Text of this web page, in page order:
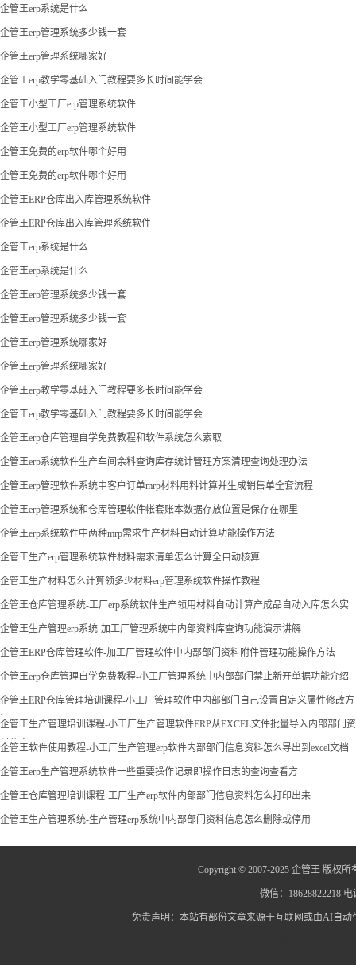
企管王erp系统是什么
企管王erp管理系统多少钱一套
企管王erp管理系统哪家好
企管王erp教学零基础入门教程要多长时间能学会
企管王小型工厂erp管理系统软件
企管王小型工厂erp管理系统软件
企管王免费的erp软件哪个好用
企管王免费的erp软件哪个好用
企管王ERP仓库出入库管理系统软件
企管王ERP仓库出入库管理系统软件
企管王erp系统是什么
企管王erp系统是什么
企管王erp管理系统多少钱一套
企管王erp管理系统多少钱一套
企管王erp管理系统哪家好
企管王erp管理系统哪家好
企管王erp教学零基础入门教程要多长时间能学会
企管王erp教学零基础入门教程要多长时间能学会
企管王erp仓库管理自学免费教程和软件系统怎么索取
企管王erp系统软件生产车间余料查询库存统计管理方案清理查询处理办法
企管王erp管理软件系统中客户订单mrp材料用料计算并生成销售单全套流程
企管王erp管理系统和仓库管理软件帐套账本数据存放位置是保存在哪里
企管王erp系统软件中两种mrp需求生产材料自动计算功能操作方法
企管王生产erp管理系统软件材料需求清单怎么计算全自动核算
企管王生产材料怎么计算领多少材料erp管理系统软件操作教程
企管王仓库管理系统-工厂erp系统软件生产领用材料自动计算产成品自动入库怎么实
现
企管王生产管理erp系统-加工厂管理系统中内部资料库查询功能演示讲解
企管王ERP仓库管理软件-加工厂管理软件中内部部门资料附件管理功能操作方法
企管王erp仓库管理自学免费教程-小工厂管理系统中内部部门禁止新开单据功能介绍
企管王ERP仓库管理培训课程-小工厂管理软件中内部部门自己设置自定义属性修改方
法
企管王生产管理培训课程-小工厂生产管理软件ERP从EXCEL文件批量导入内部部门资
料信息
企管王软件使用教程-小工厂生产管理erp软件内部部门信息资料怎么导出到excel文档
企管王erp生产管理系统软件一些重要操作记录即操作日志的查询查看方
企管王仓库管理培训课程-工厂生产erp软件内部部门信息资料怎么打印出来
企管王生产管理系统-生产管理erp系统中内部部门资料信息怎么删除或停用
Copyright © 2007-2025 企管王 版权所
微信：18628822218
免责声明：本站有部份文章来源于互联网或由AI自